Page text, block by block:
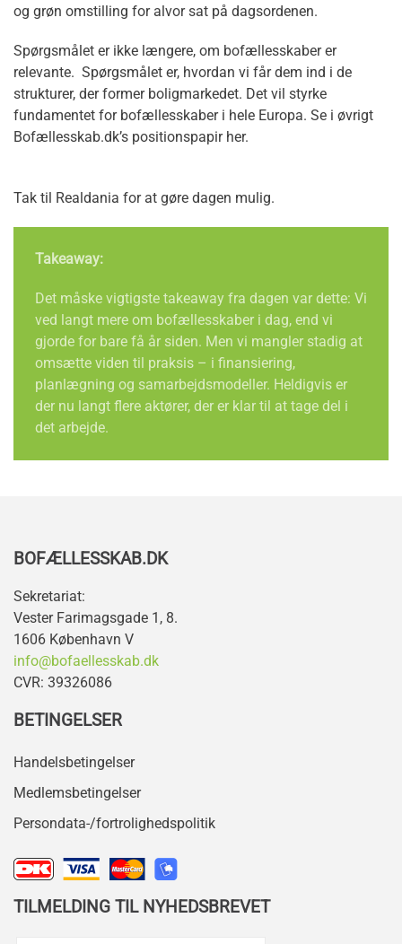
og grøn omstilling for alvor sat på dagsordenen.
Spørgsmålet er ikke længere, om bofællesskaber er
relevante. Spørgsmålet er, hvordan vi får dem ind i de
strukturer, der former boligmarkedet. Det vil styrke
fundamentet for bofællesskaber i hele Europa. Se i øvrigt
Bofællesskab.dk’s positionspapir her.
Tak til Realdania for at gøre dagen mulig.
Takeaway:
Det måske vigtigste takeaway fra dagen var dette: Vi
ved langt mere om bofællesskaber i dag, end vi
gjorde for bare få år siden. Men vi mangler stadig at
omsætte viden til praksis – i finansiering,
planlægning og samarbejdsmodeller. Heldigvis er
der nu langt flere aktører, der er klar til at tage del i
det arbejde.
BOFÆLLESSKAB.DK
Sekretariat:
Vester Farimagsgade 1, 8.
1606 København V
info@bofaellesskab.dk
CVR: 39326086
BETINGELSER
Handelsbetingelser
Medlemsbetingelser
Persondata-/fortrolighedspolitik
TILMELDING TIL NYHEDSBREVET